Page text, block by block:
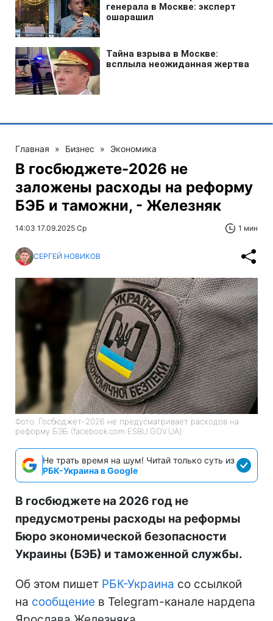
Главная » Бизнес » Экономика
В госбюджете-2026 не
заложены расходы на реформу
БЭБ и таможни, - Железняк
14:03 17.09.2025 Ср 1 мин
СЕРГЕЙ НОВИКОВ
Фото: Госбюджет-2026 не предусматривает расходов на
реформу БЭБ (facebook.com ESBU.GOV.UA)
Не трать время на шум! Читай только суть из
РБК-Украина в Google
В госбюджете на 2026 год не
предусмотрены расходы на реформы
Бюро экономической безопасности
Украины (БЭБ) и таможенной службы.
Об этом пишет РБК-Украина со ссылкой
на сообщение в Telegram-канале нардепа